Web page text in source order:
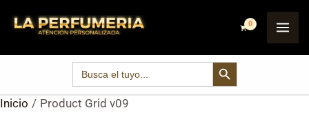
contenido
Search
for:
SEARCH BUTTON
Inicio Product Grid v09